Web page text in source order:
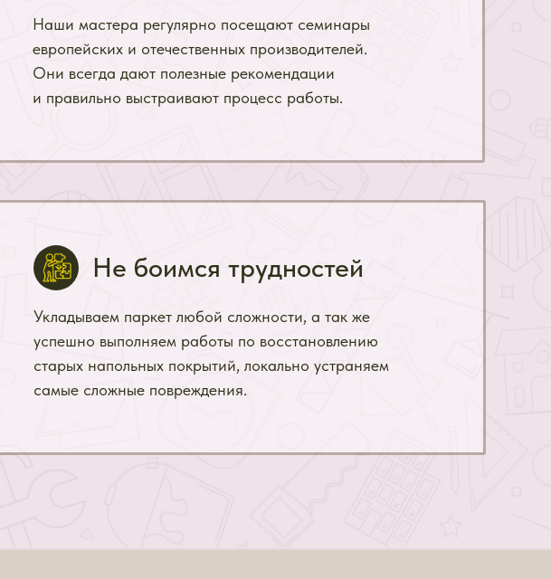
Наши мастера регулярно посещают семинары
европейских и отечественных производителей.
Они всегда дают полезные рекомендации
и правильно выстраивают процесс работы.
Укладываем паркет любой сложности, а так же
успешно выполняем работы по восстановлению
старых напольных покрытий, локально устраняем
самые сложные повреждения.
Не боимся трудностей